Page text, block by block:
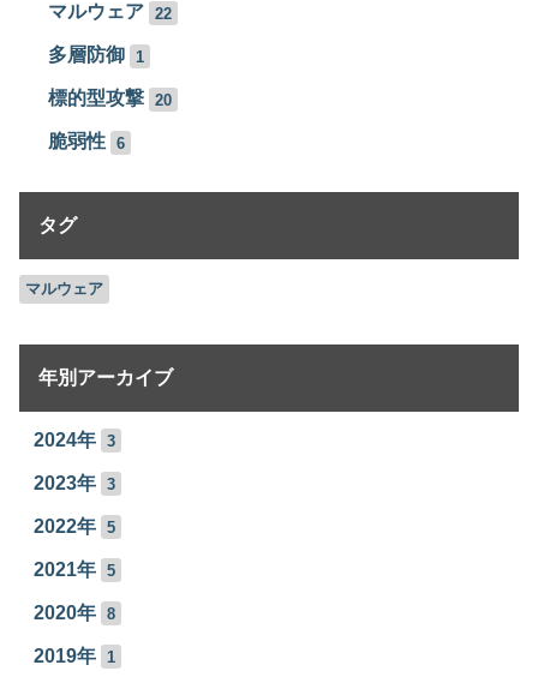
マルウェア 22
多層防御 1
標的型攻撃 20
脆弱性 6
タグ
マルウェア
年別アーカイブ
2024年 3
2023年 3
2022年 5
2021年 5
2020年 8
2019年 1